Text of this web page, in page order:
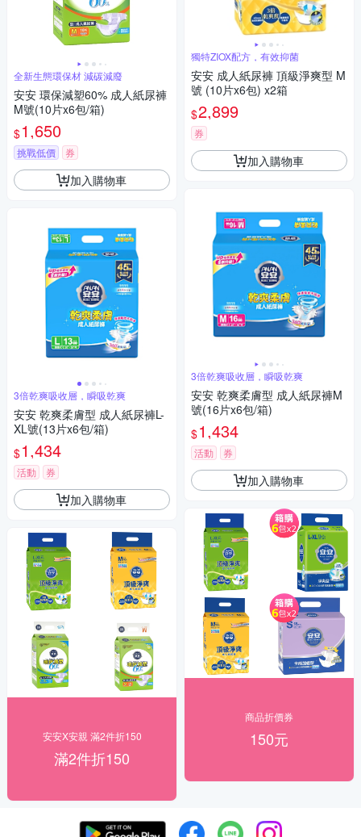
全新生態環保材 減碳減廢
安安 環保減塑60% 成人紙尿褲
M號(10片x6包/箱)
$1,650
挑戰低價 券
加入購物車
3倍乾爽吸收層，瞬吸乾爽
安安 乾爽柔膚型 成人紙尿褲L-
XL號(13片x6包/箱)
$1,434
活動 券
加入購物車
安安X安親 滿2件折150
滿2件折150
獨特ZIOX配方，有效抑菌
安安 成人紙尿褲 頂級淨爽型 M
號 (10片x6包) x2箱
$2,899
券
加入購物車
3倍乾爽吸收層，瞬吸乾爽
安安 乾爽柔膚型 成人紙尿褲M
號(16片x6包/箱)
$1,434
活動 券
加入購物車
商品折價券
150元